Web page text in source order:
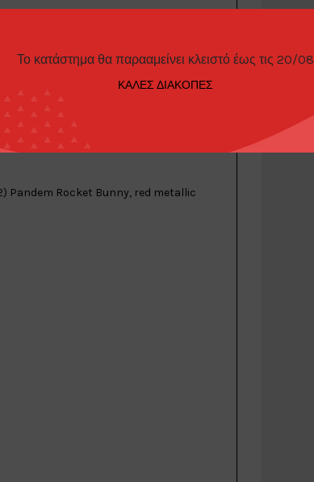
Το κατάστημα θα παρααμείνει κλειστό έως τις 20/08
ΚΑΛΕΣ ΔΙΑΚΟΠΕΣ
Pandem Rocket Bunny, red metallic